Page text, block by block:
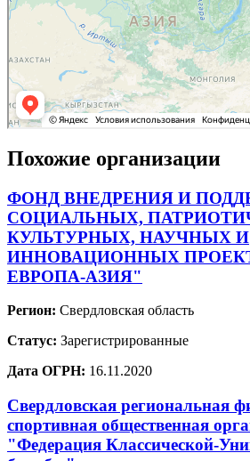
Похожие организации
ФОНД ВНЕДРЕНИЯ И
СОЦИАЛЬНЫХ,
КУЛЬТУРНЫХ, НАУЧНЫХ И
ИННОВАЦИОННЫХ
ЕВРОПА-АЗИЯ"
Регион: Свердловская область
Статус: Зарегистрированные
Дата ОГРН: 16.11.2020
Свердловская региональная
спортивная общественная
"Федерация Классической-